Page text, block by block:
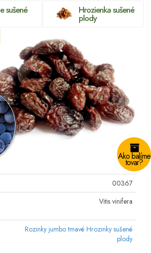
sušené Hrozienka sušené
plody
Ako balíme
tovar?
00367
Vitis vinifera
Rozinky jumbo tmavé Hrozinky sušené
plody